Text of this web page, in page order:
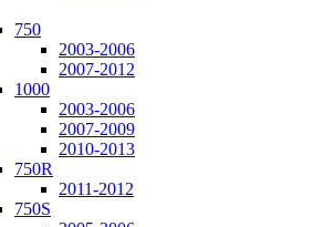
750
2003-2006
2007-2012
1000
2003-2006
2007-2009
2010-2013
750R
2011-2012
750S